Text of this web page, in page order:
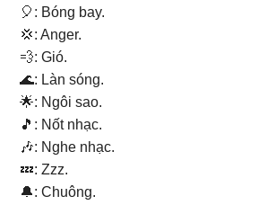
🎈: Bóng bay.
💢: Anger.
💨: Gió.
🌊: Làn sóng.
🌟: Ngôi sao.
🎵: Nốt nhạc.
🎶: Nghe nhạc.
💤: Zzz.
🔔: Chuông.